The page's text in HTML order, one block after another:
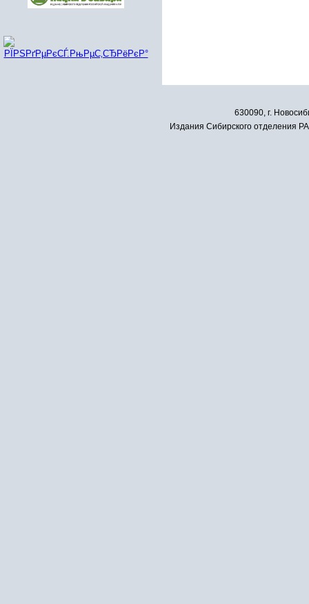
630090, г.
Издания Сибирского отделения